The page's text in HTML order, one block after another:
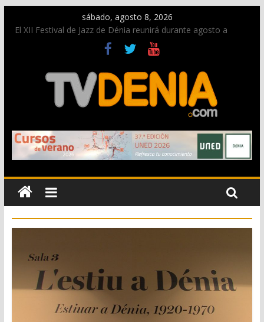
sábado, agosto 8, 2026
El XII Festival de Jazz de Dénia reunirá durante agosto a
figuras nacionales e internacionales en los Jardins de
Una nueva oportunidad para donar sangre en Cruz Roja
El bando moro protagonista en la Segunda Entraeta Festera
Paco Adsuar dona al Arxiu de Dénia más de 50.000 imágenes
La Entraeta Festera llena de ambiente la calle Marqués de
Campo con la recepción a la Capitanía Cristiana